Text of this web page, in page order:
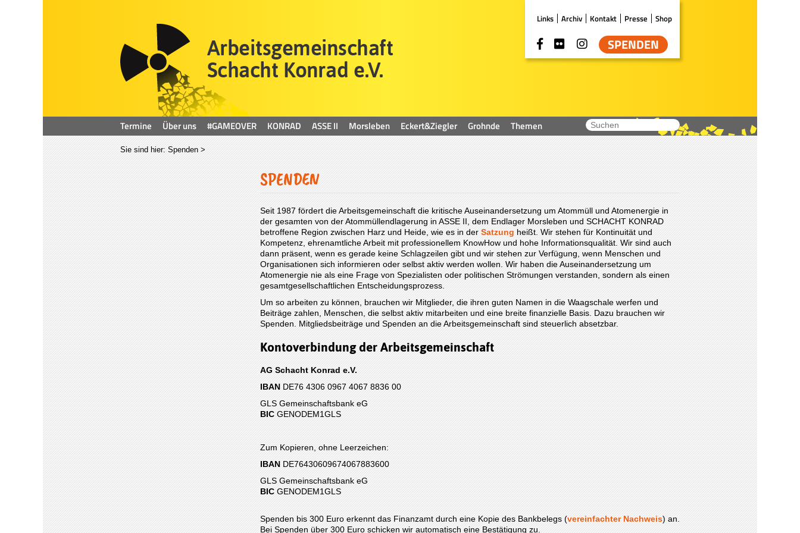
Links Archiv Kontakt Presse Shop
SPENDEN
Termine Über uns #GAMEOVER KONRAD ASSE II Morsleben Eckert&Ziegler Grohnde Themen
Sie sind hier: Spenden >
SPENDEN
Seit 1987 fördert die Arbeitsgemeinschaft die kritische Auseinandersetzung um Atommüll und Atomenergie in
der gesamten von der Atommüllendlagerung in ASSE II, dem Endlager Morsleben und SCHACHT KONRAD
betroffene Region zwischen Harz und Heide, wie es in der Satzung heißt. Wir stehen für Kontinuität und
Kompetenz, ehrenamtliche Arbeit mit professionellem KnowHow und hohe Informationsqualität. Wir sind auch
dann präsent, wenn es gerade keine Schlagzeilen gibt und wir stehen zur Verfügung, wenn Menschen und
Organisationen sich informieren oder selbst aktiv werden wollen. Wir haben die Auseinandersetzung um
Atomenergie nie als eine Frage von Spezialisten oder politischen Strömungen verstanden, sondern als einen
gesamtgesellschaftlichen Entscheidungsprozess.
Um so arbeiten zu können, brauchen wir Mitglieder, die ihren guten Namen in die Waagschale werfen und
Beiträge zahlen, Menschen, die selbst aktiv mitarbeiten und eine breite finanzielle Basis. Dazu brauchen wir
Spenden. Mitgliedsbeiträge und Spenden an die Arbeitsgemeinschaft sind steuerlich absetzbar.
Kontoverbindung der Arbeitsgemeinschaft
AG Schacht Konrad e.V.
IBAN DE76 4306 0967 4067 8836 00
GLS Gemeinschaftsbank eG
BIC GENODEM1GLS
Zum Kopieren, ohne Leerzeichen:
IBAN DE76430609674067883600
GLS Gemeinschaftsbank eG
BIC GENODEM1GLS
Spenden bis 300 Euro erkennt das Finanzamt durch eine Kopie des Bankbelegs (vereinfachter Nachweis) an.
Bei Spenden über 300 Euro schicken wir automatisch eine Bestätigung zu.